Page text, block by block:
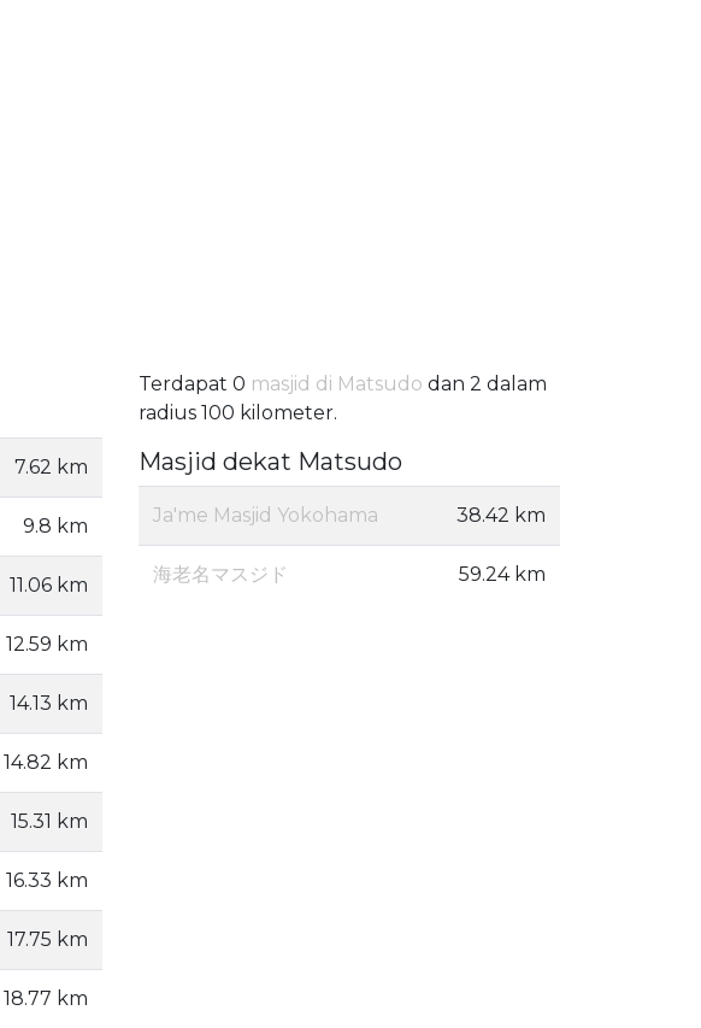
7.62 km
9.8 km
11.06 km
12.59 km
14.13 km
14.82 km
15.31 km
16.33 km
17.75 km
18.77 km
Terdapat 0 masjid di Matsudo dan 2 dalam
radius 100 kilometer.
Masjid dekat Matsudo
Ja'me Masjid Yokohama 38.42 km
海老名マスジド 59.24 km